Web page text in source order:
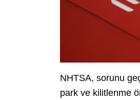
NHTSA, sorunu
park ve kilitlenme